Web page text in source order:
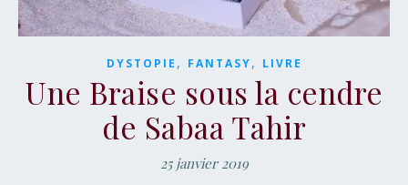
DYSTOPIE , FANTASY, LIVRE
Une Braise sous la cendre
de Sabaa Tahir
25 janvier 2019